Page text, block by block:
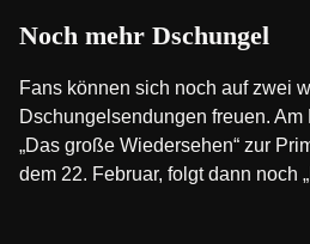
Noch mehr Dschungel
Fans können sich noch auf zwei
Dschungelsendungen freuen.
„Das große Wiedersehen“ zur
dem 22. Februar, folgt dann noch